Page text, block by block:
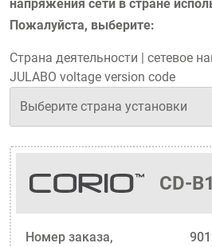
напряжения сети в стране
Пожалуйста, выберите:
Страна деятельности сетевое
JULABO voltage version code
CD-
Номер заказа,